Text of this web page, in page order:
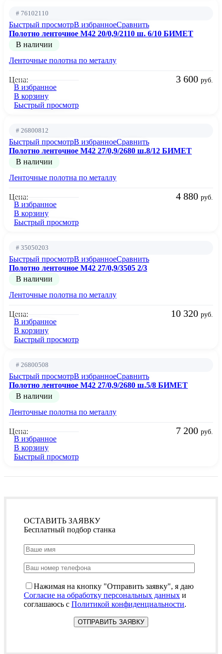
# 76102110
Быстрый просмотрВ избранноеСравнить
Полотно ленточное М42 20/0,9/2110 ш. 6/10 БИМЕТ
В наличии
Ленточные полотна по металлу
Цена: 3 600 руб.
В избранное
В корзину
Быстрый просмотр
# 26800812
Быстрый просмотрВ избранноеСравнить
Полотно ленточное М42 27/0,9/2680 ш.8/12 БИМЕТ
В наличии
Ленточные полотна по металлу
Цена: 4 880 руб.
В избранное
В корзину
Быстрый просмотр
# 35050203
Быстрый просмотрВ избранноеСравнить
Полотно ленточное М42 27/0,9/3505 2/3
В наличии
Ленточные полотна по металлу
Цена: 10 320 руб.
В избранное
В корзину
Быстрый просмотр
# 26800508
Быстрый просмотрВ избранноеСравнить
Полотно ленточное М42 27/0,9/2680 ш.5/8 БИМЕТ
В наличии
Ленточные полотна по металлу
Цена: 7 200 руб.
В избранное
В корзину
Быстрый просмотр
ОСТАВИТЬ ЗАЯВКУ
Бесплатный подбор станка
Нажимая на кнопку "Отправить заявку", я даю
Согласие на обработку персональных данных и
соглашаюсь с Политикой конфиденциальности.